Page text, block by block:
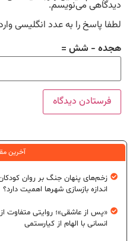
دیدگاهی می‌نویسم.
لطفا پاسخ را به عدد انگلیسی
هجده − شش =
آخرین
زخم‌های پنهان جنگ بر روان
اندازه بازسازی شهرها اهمیت دارد؟
«پس از عاشقی»؛ روایتی متفاوت
انسانی با الهام از کیارستمی